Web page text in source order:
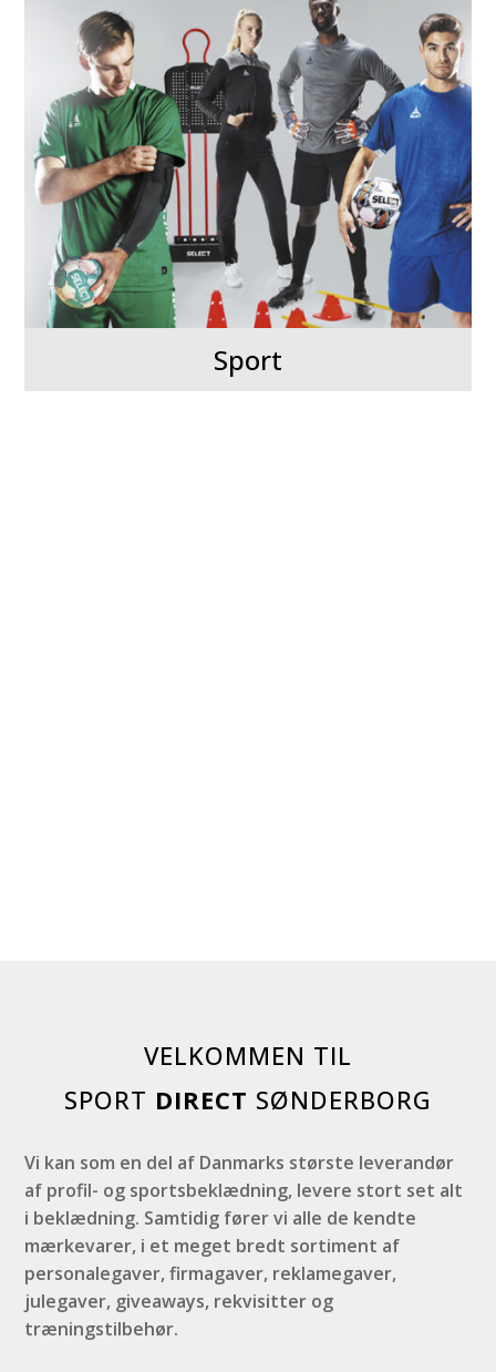
Sport
VELKOMMEN TIL
SPORT DIRECT SØNDERBORG
Vi kan som en del af Danmarks største leverandør
af profil- og sportsbeklædning, levere stort set alt
i beklædning. Samtidig fører vi alle de kendte
mærkevarer, i et meget bredt sortiment af
personalegaver, firmagaver, reklamegaver,
julegaver, giveaways, rekvisitter og
træningstilbehør.